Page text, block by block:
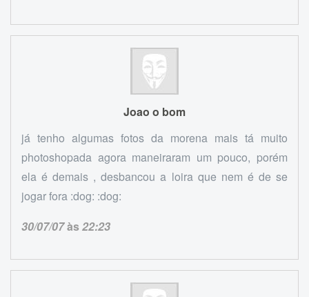
Joao o bom
já tenho algumas fotos da morena mais tá muito
photoshopada agora maneiraram um pouco, porém
ela é demais , desbancou a loira que nem é de se
jogar fora :dog: :dog:
30/07/07às22:23